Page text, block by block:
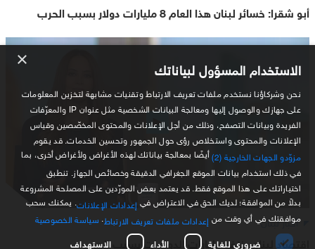
أبو شقرا: خسائر لبنان هذا العام 8 مليارات دولار بسبب الحرب
أخبار لبنان
اقتصاد لبنان ينزف مليارات الدولارات بسبب الحرب
× الاستخدام المسؤول لبياناتك
نحن وشركاؤنا نستخدم ملفات تعريف الارتباط وتقنيات مشابهة لتخزين المعلومات
على جهازك والوصول إليها ومعالجة البيانات الشخصية مثل عنوان IP والمعرّفات
الفريدة وبيانات التصفح، وذلك من أجل الإعلانات والمحتوى المخصّصين وقياس
الإعلانات والمحتوى واستخلاص رؤى حول الجمهور وتحسين الخدمات. قد يقوم
مزوّدو الجهات الخارجية (2)
أيضًا بمعالجة بياناتك لهذه الأغراض ولأغراض أخرى، بما
في ذلك استخدام بيانات الموقع الجغرافي الدقيقة وخصائص الجهاز. تنطبق
اختياراتك على هذا الموقع فقط. قد يعتمد بعض المورّدين على المصلحة المشروعة
بدلاً من الموافقة؛ لديك الحق في الاعتراض في إعدادات الإعلانات . يمكنك سحب
موافقتك في أي وقت من إعدادات ملفات تعريف الارتباط سياسة الخصوصية
ضروري للغاية
الأداء الاستهداف